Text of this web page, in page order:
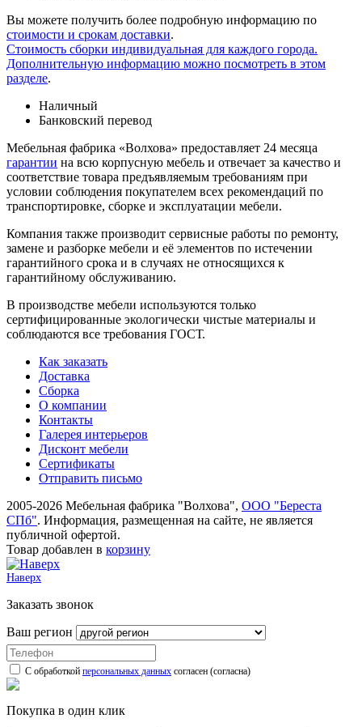
Вы можете получить более подробную информацию по
стоимости и срокам доставки.
Стоимость сборки индивидуальная для каждого города.
Дополнительную информацию можно посмотреть в этом
разделе.
Наличный
Банковский перевод
Мебельная фабрика «Волхова» предоставляет 24 месяца
гарантии на всю корпусную мебель и отвечает за качество и
соответствие товара предъяв­ляе­мым требованиям при
условии соблюдения покупателем всех рекомендаций по
транспорти­ровке, сборке и эксплуатации мебели.
Компания также производит сервисные работы по ремонту,
замене и разборке мебели и её элементов по истечении
гарантийного срока и в случаях не относящихся к
гарантийному обслуживанию.
В производстве мебели используются только
сертифицированные экологически чистые материалы и
соблюдаются все требования ГОСТ.
Как заказать
Доставка
Сборка
О компании
Контакты
Галерея интерьеров
Дисконт мебели
Сертификаты
Отправить письмо
2005-2026 Мебельная фабрика "Волхова", ООО "Береста
СПб". Информация, размещенная на сайте, не является
публичной офертой.
Товар добавлен в корзину
Наверх
Заказать звонок
Ваш регион
С обработкой персональных данных согласен (согласна)
Покупка в один клик